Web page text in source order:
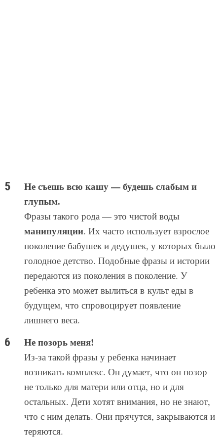
Не съешь всю кашу — будешь слабым и
глупым.
Фразы такого рода — это чистой воды
манипуляции. Их часто использует взрослое
поколение бабушек и дедушек, у которых было
голодное детство. Подобные фразы и истории
передаются из поколения в поколение. У
ребенка это может вылиться в культ еды в
будущем, что спровоцирует появление
лишнего веса.
Не позорь меня!
Из-за такой фразы у ребенка начинает
возникать комплекс. Он думает, что он позор
не только для матери или отца, но и для
остальных. Дети хотят внимания, но не знают,
что с ним делать. Они прячутся, закрываются и
теряются.